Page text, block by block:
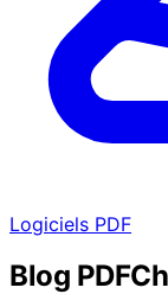
Logiciels PDF
Blog